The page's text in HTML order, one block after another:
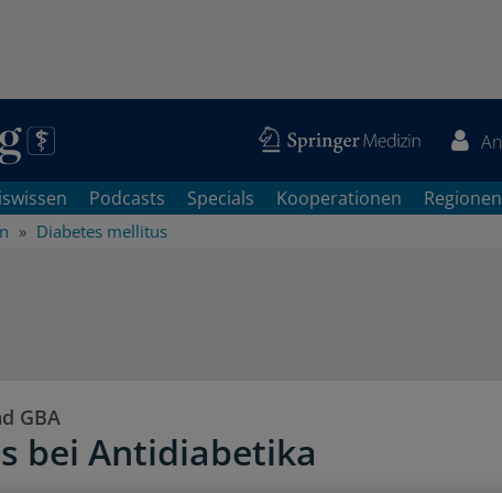
Podcasts Specials Kooperationen Regionen
Diabetes mellitus
GBA
bei Antidiabetika